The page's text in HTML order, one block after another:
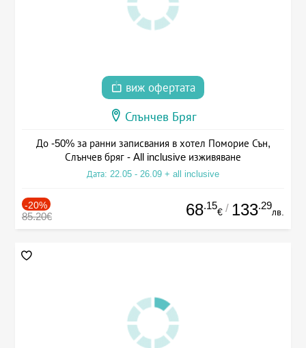
виж офертата
Слънчев Бряг
До -50% за ранни записвания в хотел Поморие Сън,
Слънчев бряг - All inclusive изживяване
Дата: 22.05 - 26.09 + all inclusive
-20%
85.20€ 68.15
€ / 133.29
лв.